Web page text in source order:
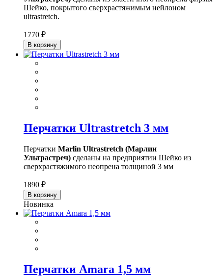
Шейко, покрытого сверхрастяжимым нейлоном
ultrastretch.
1770 ₽
В корзину
Перчатки Ultrastretch 3 мм
Перчатки Marlin Ultrastretch (Марлин
Ультрастреч) сделаны на предприятии Шейко из
сверхрастяжимого неопрена толщиной 3 мм
1890 ₽
В корзину
Новинка
Перчатки Amara 1,5 мм